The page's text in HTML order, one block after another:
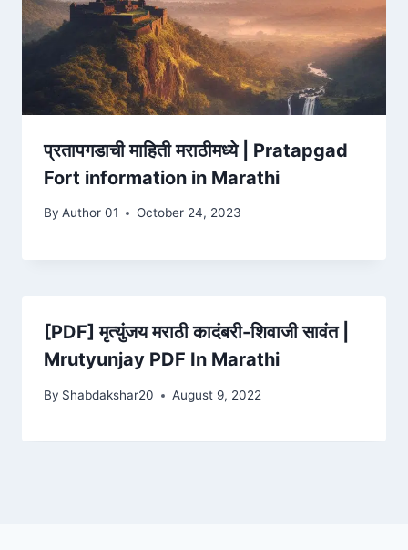
प्रतापगडाची माहिती मराठीमध्ये | Pratapgad
Fort information in Marathi
By Author 01 October 24, 2023
[PDF] मृत्युंजय मराठी कादंबरी-शिवाजी सावंत |
Mrutyunjay PDF In Marathi
By Shabdakshar20 August 9, 2022